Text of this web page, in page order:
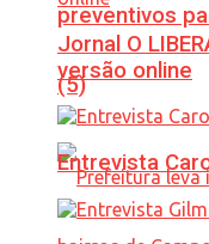
preventivos
(5)
Jornal O
versão online
Entrevista